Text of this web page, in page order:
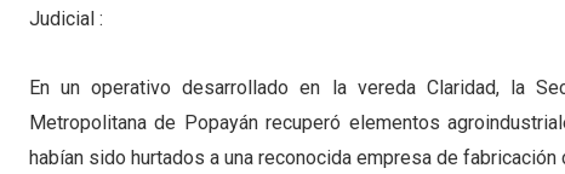
Judicial :
En un operativo desarrollado en la vereda Claridad, la
Metropolitana de Popayán recuperó elementos
habían sido hurtados a una reconocida empresa de